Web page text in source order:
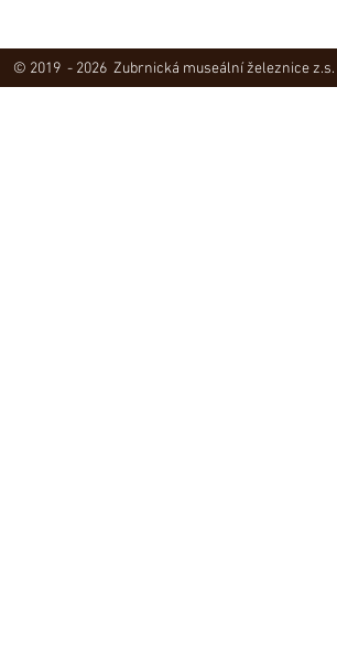
© 2019 - 2026 Zubrnická museální železnice z.s.